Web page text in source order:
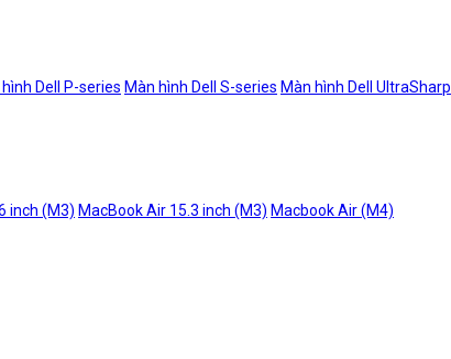
hình Dell P-series Màn hình Dell S-series Màn hình Dell UltraSharp
inch (M3) MacBook Air 15.3 inch (M3) Macbook Air (M4)